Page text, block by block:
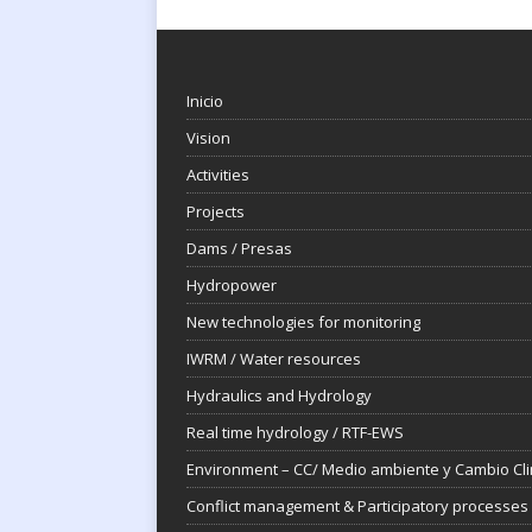
Inicio
Vision
Activities
Projects
Dams / Presas
Hydropower
New technologies for monitoring
IWRM / Water resources
Hydraulics and Hydrology
Real time hydrology / RTF-EWS
Environment – CC/ Medio ambiente y Cambio
Conflict management & Participatory processes